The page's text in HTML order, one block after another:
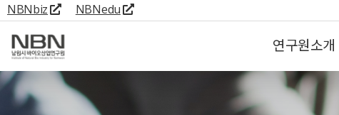
NBNbiz NBNedu
연구원소개